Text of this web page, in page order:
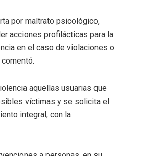
por maltrato psicológico,
acciones profilácticas para la
en el caso de violaciones o
aquellas usuarias que
víctimas y se solicita el
integral, con la